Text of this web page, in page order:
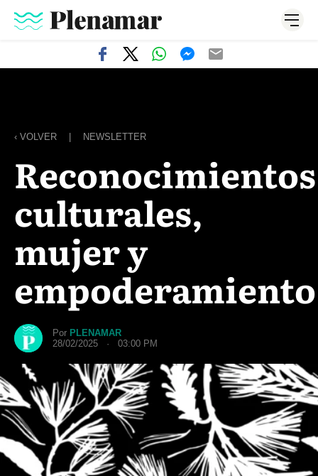
‹ VOLVER NEWSLETTER
Reconocimientos
culturales,
mujer y
empoderamiento
Por PLENAMAR
28/02/2025 · 03:00 PM